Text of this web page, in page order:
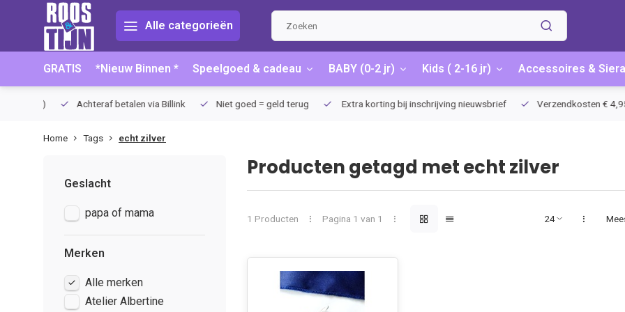
Alle categorieën
GRATIS *Nieuw Binnen * Speelgoed & cadeau BABY (0-2 jr) Kids ( 2-16 jr) Accessoires &
Achteraf betalen via Billink Niet goed = geld terug Extra korting bij inschrijving nieuwsbrief Verzendkosten € 4,95 /
Home Tags echt zilver
Geslacht
papa of mama
Merken
Alle merken
Atelier Albertine
Producten getagd met echt zilver
1 Producten Pagina 1 van 1